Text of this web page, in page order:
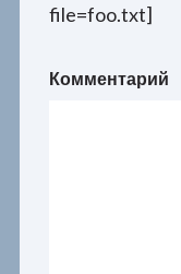
file=foo.txt]
Комментарий